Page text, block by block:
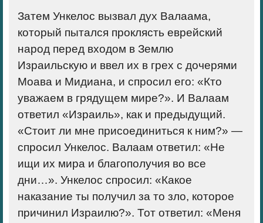
Затем Ункелос вызвал дух Валаама,
который пытался проклясть еврейский
народ перед входом в Землю
Израильскую и ввел их в грех с дочерями
Моава и Мидиана, и спросил его: «Кто
уважаем в грядущем мире?». И Валаам
ответил «Израиль», как и предыдущий.
«Стоит ли мне присоединиться к ним?» —
спросил Ункелос. Валаам ответил: «Не
ищи их мира и благополучия во все
дни…». Ункелос спросил: «Какое
наказание ты получил за то зло, которое
причинил Израилю?». Тот ответил: «Меня